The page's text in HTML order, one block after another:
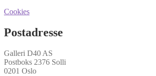
Cookies
Postadresse
Galleri D40 AS
Postboks 2376 Solli
0201 Oslo